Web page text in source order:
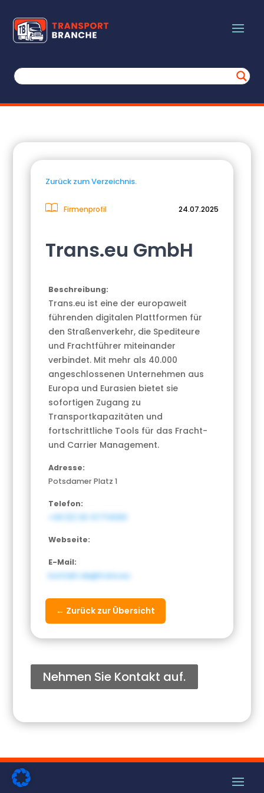
Zurück zum Verzeichnis.
Firmenprofil 24.07.2025
Trans.eu GmbH
Beschreibung:
Trans.eu ist eine der europaweit
führenden digitalen Plattformen für
den Straßenverkehr, die Spediteure
und Frachtführer miteinander
verbindet. Mit mehr als 40.000
angeschlossenen Unternehmen aus
Europa und Eurasien bietet sie
sofortigen Zugang zu
Transportkapazitäten und
fortschrittliche Tools für das Fracht-
und Carrier Management.
Adresse:
Potsdamer Platz 1
Telefon:
+49 (0) 30-577141210
Webseite:
E-Mail:
kontakt.de@trans.eu
← Zurück zur Übersicht
Nehmen Sie Kontakt auf.